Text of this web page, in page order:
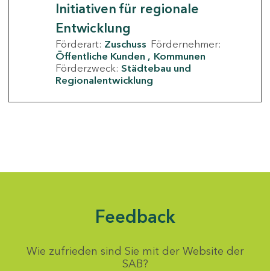
Initiativen für regionale
Entwicklung
Förderart: Zuschuss Fördernehmer:
Öffentliche Kunden
Kommunen
Förderzweck: Städtebau und
Regionalentwicklung
Feedback
Wie zufrieden sind Sie mit der Website der
SAB?